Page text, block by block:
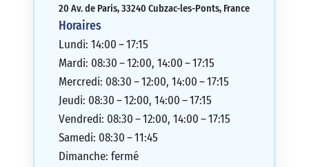
20 Av. de Paris, 33240 Cubzac-les-Ponts, France
Horaires
Lundi: 14:00 – 17:15
Mardi: 08:30 – 12:00, 14:00 – 17:15
Mercredi: 08:30 – 12:00, 14:00 – 17:15
Jeudi: 08:30 – 12:00, 14:00 – 17:15
Vendredi: 08:30 – 12:00, 14:00 – 17:15
Samedi: 08:30 – 11:45
Dimanche: fermé